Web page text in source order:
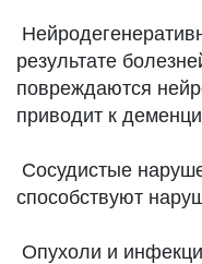
результате
повреждаются
приводит к
Сосудистые
способствуют
Опухоли и